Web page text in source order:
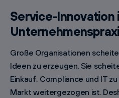
Service-Innovation
Große Organisationen
Ideen zu erzeugen. Sie
Einkauf, Compliance und IT
Markt weitergezogen ist.